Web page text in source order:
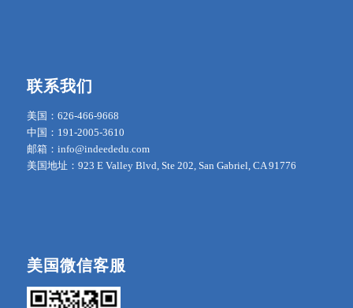
联系我们
美国：626-466-9668
中国：191-2005-3610
邮箱：info@indeededu.com
美国地址：923 E Valley Blvd, Ste 202, San Gabriel, CA 91776
美国微信客服